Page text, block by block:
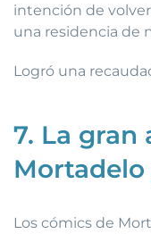
intención de
una residencia de
Logró una
7. La gran
Los cómics de